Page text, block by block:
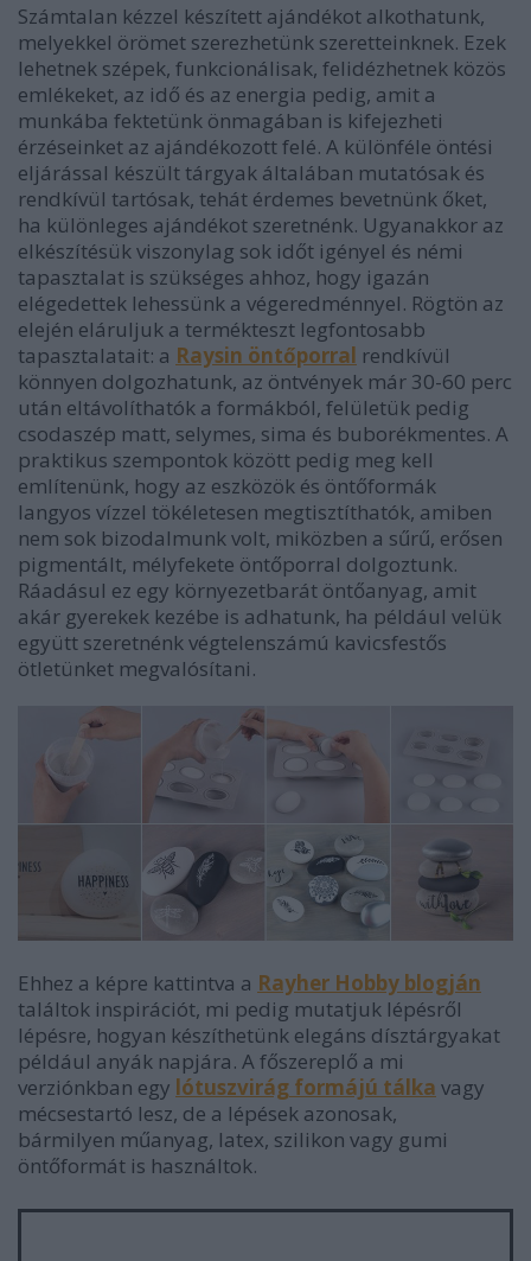
Számtalan kézzel készített ajándékot alkothatunk,
melyekkel örömet szerezhetünk szeretteinknek. Ezek
lehetnek szépek, funkcionálisak, felidézhetnek közös
emlékeket, az idő és az energia pedig, amit a
munkába fektetünk önmagában is kifejezheti
érzéseinket az ajándékozott felé. A különféle öntési
eljárással készült tárgyak általában mutatósak és
rendkívül tartósak, tehát érdemes bevetnünk őket,
ha különleges ajándékot szeretnénk. Ugyanakkor az
elkészítésük viszonylag sok időt igényel és némi
tapasztalat is szükséges ahhoz, hogy igazán
elégedettek lehessünk a végeredménnyel. Rögtön az
elején eláruljuk a termékteszt legfontosabb
tapasztalatait: a Raysin öntőporral rendkívül
könnyen dolgozhatunk, az öntvények már 30-60 perc
után eltávolíthatók a formákból, felületük pedig
csodaszép matt, selymes, sima és buborékmentes. A
praktikus szempontok között pedig meg kell
említenünk, hogy az eszközök és öntőformák
langyos vízzel tökéletesen megtisztíthatók, amiben
nem sok bizodalmunk volt, miközben a sűrű, erősen
pigmentált, mélyfekete öntőporral dolgoztunk.
Ráadásul ez egy környezetbarát öntőanyag, amit
akár gyerekek kezébe is adhatunk, ha például velük
együtt szeretnénk végtelenszámú kavicsfestős
ötletünket megvalósítani.
Ehhez a képre kattintva a Rayher Hobby blogján
találtok inspirációt, mi pedig mutatjuk lépésről
lépésre, hogyan készíthetünk elegáns dísztárgyakat
például anyák napjára. A főszereplő a mi
verziónkban egy lótuszvirág formájú tálka vagy
mécsestartó lesz, de a lépések azonosak,
bármilyen műanyag, latex, szilikon vagy gumi
öntőformát is használtok.